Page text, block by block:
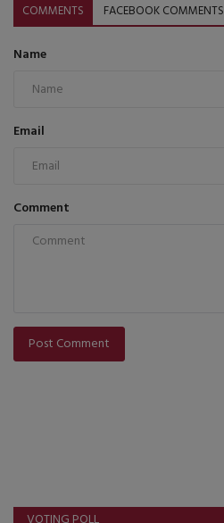
COMMENTS FACEBOOK COMMENTS
Name
Email
Comment
Post Comment